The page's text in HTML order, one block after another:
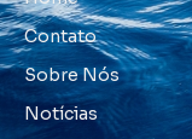
Contato
Sobre Nós
Notícias